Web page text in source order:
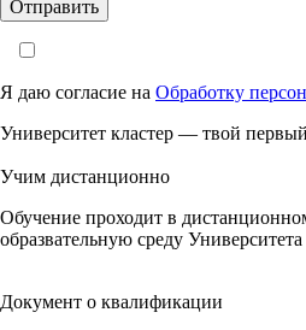
Я даю согласие на Обработку
Университет кластер — твой
Учим дистанционно
Обучение проходит в
образвательную среду
Документ о квалификации